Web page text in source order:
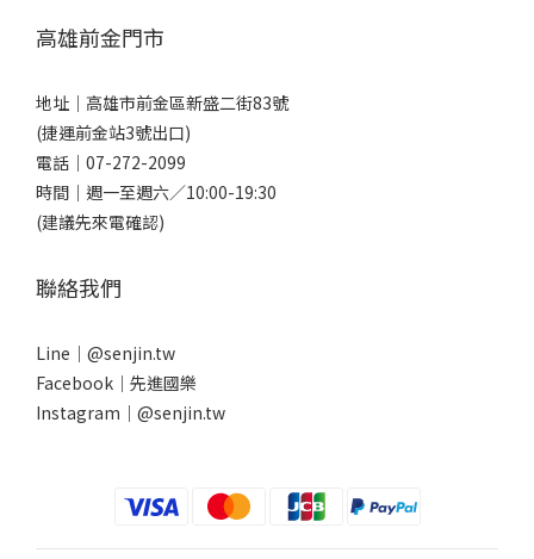
高雄前金門市
地址｜ 高雄市前金區新盛二街83號
(捷運前金站3號出口)
電話｜ 07-272-2099
時間｜週一至週六／10:00-19:30
(建議先來電確認)
聯絡我們
Line｜ @senjin.tw
Facebook｜ 先進國樂
Instagram｜ @senjin.tw